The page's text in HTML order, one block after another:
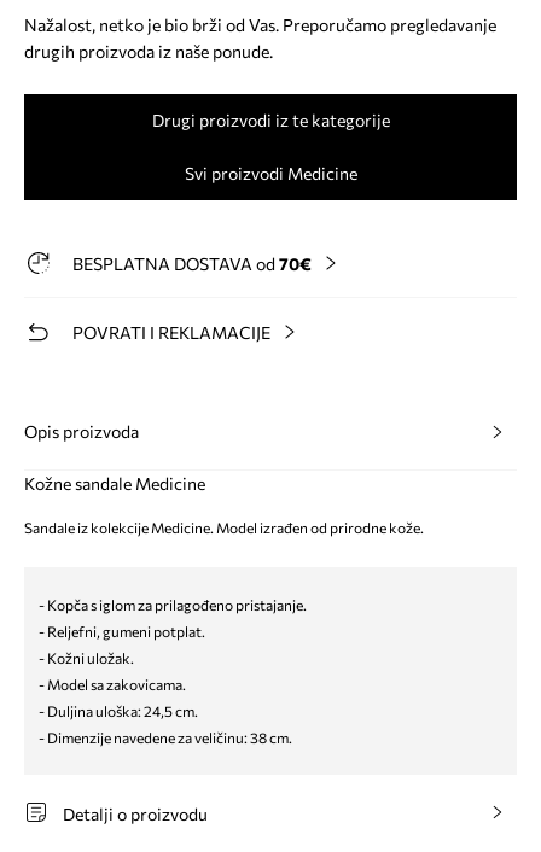
Nažalost, netko je bio brži od Vas. Preporučamo pregledavanje
drugih proizvoda iz naše ponude.
Drugi proizvodi iz te kategorije
Svi proizvodi Medicine
BESPLATNA DOSTAVA od 70€
POVRATI I REKLAMACIJE
Opis proizvoda
Kožne sandale Medicine
Sandale iz kolekcije Medicine. Model izrađen od prirodne kože.
- Kopča s iglom za prilagođeno pristajanje.
- Reljefni, gumeni potplat.
- Kožni uložak.
- Model sa zakovicama.
- Duljina uloška: 24,5 cm.
- Dimenzije navedene za veličinu: 38 cm.
Detalji o proizvodu